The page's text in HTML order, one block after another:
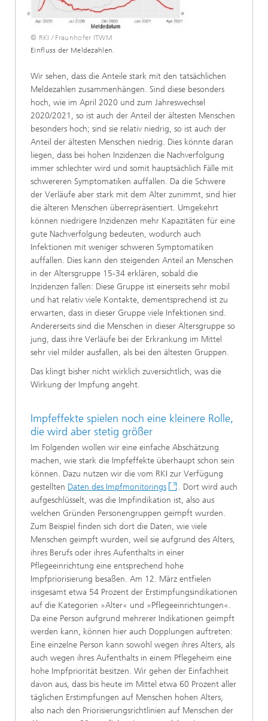
© RKI / Fraunhofer ITWM
Einfluss der Meldezahlen.
Wir sehen, dass die Anteile stark mit den tatsächlichen
Meldezahlen zusammenhängen. Sind diese besonders
hoch, wie im April 2020 und zum Jahreswechsel
2020/2021, so ist auch der Anteil der ältesten Menschen
besonders hoch; sind sie relativ niedrig, so ist auch der
Anteil der ältesten Menschen niedrig. Dies könnte daran
liegen, dass bei hohen Inzidenzen die Nachverfolgung
immer schlechter wird und somit hauptsächlich Fälle mit
schwereren Symptomatiken auffallen. Da die Schwere
der Verläufe aber stark mit dem Alter zunimmt, sind hier
die älteren Menschen überrepräsentiert. Umgekehrt
können niedrigere Inzidenzen mehr Kapazitäten für eine
gute Nachverfolgung bedeuten, wodurch auch
Infektionen mit weniger schweren Symptomatiken
auffallen. Dies kann den steigenden Anteil an Menschen
in der Altersgruppe 15-34 erklären, sobald die
Inzidenzen fallen: Diese Gruppe ist einerseits sehr mobil
und hat relativ viele Kontakte, dementsprechend ist zu
erwarten, dass in dieser Gruppe viele Infektionen sind.
Andererseits sind die Menschen in dieser Altersgruppe so
jung, dass ihre Verläufe bei der Erkrankung im Mittel
sehr viel milder ausfallen, als bei den ältesten Gruppen.
Das klingt bisher nicht wirklich zuversichtlich, was die
Wirkung der Impfung angeht.
Impfeffekte spielen noch eine kleinere Rolle,
die wird aber stetig größer
Im Folgenden wollen wir eine einfache Abschätzung
machen, wie stark die Impfeffekte überhaupt schon sein
können. Dazu nutzen wir die vom RKI zur Verfügung
gestellten Daten des Impfmonitorings
. Dort wird auch
aufgeschlüsselt, was die Impfindikation ist, also aus
welchen Gründen Personengruppen geimpft wurden.
Zum Beispiel finden sich dort die Daten, wie viele
Menschen geimpft wurden, weil sie aufgrund des Alters,
ihres Berufs oder ihres Aufenthalts in einer
Pflegeeinrichtung eine entsprechend hohe
Impfpriorisierung besaßen. Am 12. März entfielen
insgesamt etwa 54 Prozent der Erstimpfungsindikationen
auf die Kategorien »Alter« und »Pflegeeinrichtungen«.
Da eine Person aufgrund mehrerer Indikationen geimpft
werden kann, können hier auch Dopplungen auftreten:
Eine einzelne Person kann sowohl wegen ihres Alters, als
auch wegen ihres Aufenthalts in einem Pflegeheim eine
hohe Impfpriorität besitzen. Wir gehen der Einfachheit
davon aus, dass bis heute im Mittel etwa 60 Prozent aller
täglichen Erstimpfungen auf Menschen hohen Alters,
also nach den Priorisierungsrichtlinien auf Menschen der